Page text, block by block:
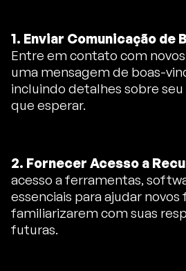
1. Enviar Comunicação de
Entre em contato com
uma mensagem de boas-
incluindo detalhes sobre
que esperar.
2. Fornecer Acesso a
acesso a ferramentas,
essenciais para ajudar novos
familiarizarem com suas
futuras.